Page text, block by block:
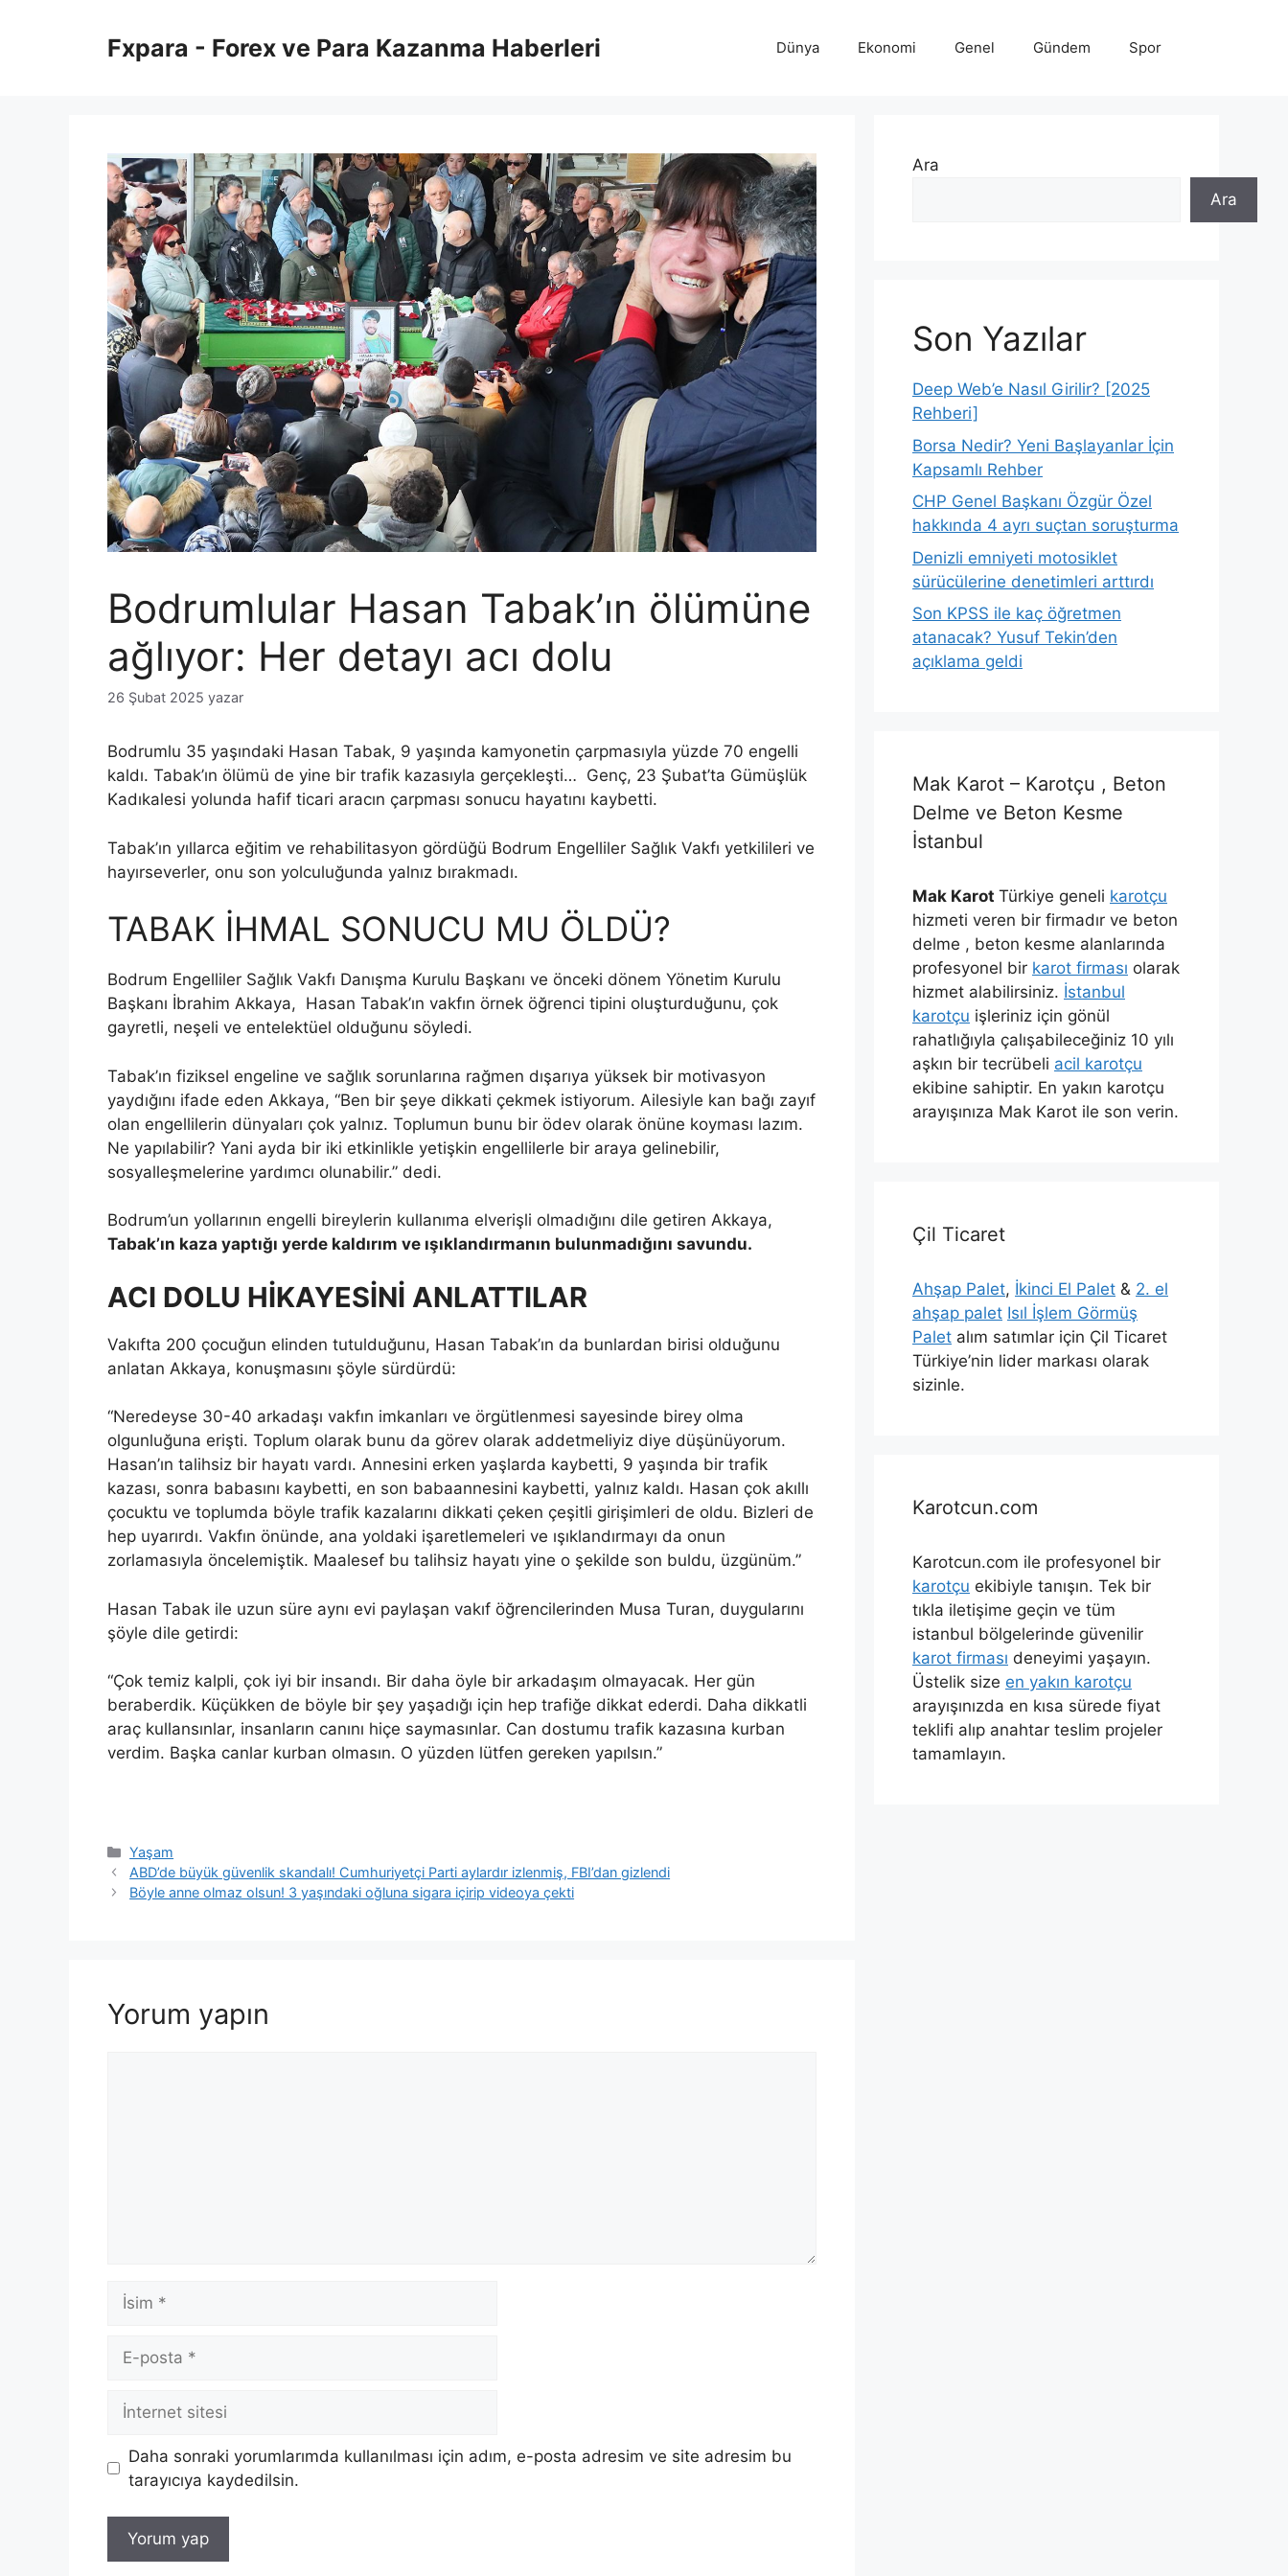
Fxpara - Forex ve Para Kazanma Haberleri Dünya Ekonomi Genel Gündem Spor
Bodrumlular Hasan Tabak’ın ölümüne
ağlıyor: Her detayı acı dolu
26 Şubat 2025 yazar
Bodrumlu 35 yaşındaki Hasan Tabak, 9 yaşında kamyonetin çarpmasıyla yüzde 70 engelli
kaldı. Tabak’ın ölümü de yine bir trafik kazasıyla gerçekleşti… Genç, 23 Şubat’ta Gümüşlük
Kadıkalesi yolunda hafif ticari aracın çarpması sonucu hayatını kaybetti.
Tabak’ın yıllarca eğitim ve rehabilitasyon gördüğü Bodrum Engelliler Sağlık Vakfı yetkilileri ve
hayırseverler, onu son yolculuğunda yalnız bırakmadı.
TABAK İHMAL SONUCU MU ÖLDÜ?
Bodrum Engelliler Sağlık Vakfı Danışma Kurulu Başkanı ve önceki dönem Yönetim Kurulu
Başkanı İbrahim Akkaya, Hasan Tabak’ın vakfın örnek öğrenci tipini oluşturduğunu, çok
gayretli, neşeli ve entelektüel olduğunu söyledi.
Tabak’ın fiziksel engeline ve sağlık sorunlarına rağmen dışarıya yüksek bir motivasyon
yaydığını ifade eden Akkaya, “Ben bir şeye dikkati çekmek istiyorum. Ailesiyle kan bağı zayıf
olan engellilerin dünyaları çok yalnız. Toplumun bunu bir ödev olarak önüne koyması lazım.
Ne yapılabilir? Yani ayda bir iki etkinlikle yetişkin engellilerle bir araya gelinebilir,
sosyalleşmelerine yardımcı olunabilir.” dedi.
Bodrum’un yollarının engelli bireylerin kullanıma elverişli olmadığını dile getiren Akkaya,
Tabak’ın kaza yaptığı yerde kaldırım ve ışıklandırmanın bulunmadığını savundu.
ACI DOLU HİKAYESİNİ ANLATTILAR
Vakıfta 200 çocuğun elinden tutulduğunu, Hasan Tabak’ın da bunlardan birisi olduğunu
anlatan Akkaya, konuşmasını şöyle sürdürdü:
“Neredeyse 30-40 arkadaşı vakfın imkanları ve örgütlenmesi sayesinde birey olma
olgunluğuna erişti. Toplum olarak bunu da görev olarak addetmeliyiz diye düşünüyorum.
Hasan’ın talihsiz bir hayatı vardı. Annesini erken yaşlarda kaybetti, 9 yaşında bir trafik
kazası, sonra babasını kaybetti, en son babaannesini kaybetti, yalnız kaldı. Hasan çok akıllı
çocuktu ve toplumda böyle trafik kazalarını dikkati çeken çeşitli girişimleri de oldu. Bizleri de
hep uyarırdı. Vakfın önünde, ana yoldaki işaretlemeleri ve ışıklandırmayı da onun
zorlamasıyla öncelemiştik. Maalesef bu talihsiz hayatı yine o şekilde son buldu, üzgünüm.”
Hasan Tabak ile uzun süre aynı evi paylaşan vakıf öğrencilerinden Musa Turan, duygularını
şöyle dile getirdi:
“Çok temiz kalpli, çok iyi bir insandı. Bir daha öyle bir arkadaşım olmayacak. Her gün
beraberdik. Küçükken de böyle bir şey yaşadığı için hep trafiğe dikkat ederdi. Daha dikkatli
araç kullansınlar, insanların canını hiçe saymasınlar. Can dostumu trafik kazasına kurban
verdim. Başka canlar kurban olmasın. O yüzden lütfen gereken yapılsın.”
Kategoriler
Yaşam
ABD’de büyük güvenlik skandalı! Cumhuriyetçi Parti aylardır izlenmiş, FBI’dan gizlendi
Böyle anne olmaz olsun! 3 yaşındaki oğluna sigara içirip videoya çekti
Yorum yapın
İsim
posta
İnternet
sitesi
Daha sonraki yorumlarımda kullanılması için adım, e-posta adresim ve site adresim bu
tarayıcıya kaydedilsin.
Ara
Ara
Son Yazılar
Deep Web’e Nasıl Girilir? [2025
Rehberi]
Borsa Nedir? Yeni Başlayanlar İçin
Kapsamlı Rehber
CHP Genel Başkanı Özgür Özel
hakkında 4 ayrı suçtan soruşturma
Denizli emniyeti motosiklet
sürücülerine denetimleri arttırdı
Son KPSS ile kaç öğretmen
atanacak? Yusuf Tekin’den
açıklama geldi
Mak Karot – Karotçu , Beton
Delme ve Beton Kesme
İstanbul
Mak Karot Türkiye geneli karotçu
hizmeti veren bir firmadır ve beton
delme , beton kesme alanlarında
profesyonel bir karot firması olarak
hizmet alabilirsiniz. İstanbul
karotçu işleriniz için gönül
rahatlığıyla çalışabileceğiniz 10 yılı
aşkın bir tecrübeli acil karotçu
ekibine sahiptir. En yakın karotçu
arayışınıza Mak Karot ile son verin.
Çil Ticaret
Ahşap Palet, İkinci El Palet & 2. el
ahşap palet Isıl İşlem Görmüş
Palet alım satımlar için Çil Ticaret
Türkiye’nin lider markası olarak
sizinle.
Karotcun.com
Karotcun.com ile profesyonel bir
karotçu ekibiyle tanışın. Tek bir
tıkla iletişime geçin ve tüm
istanbul bölgelerinde güvenilir
karot firması deneyimi yaşayın.
Üstelik size en yakın karotçu
arayışınızda en kısa sürede fiyat
teklifi alıp anahtar teslim projeler
tamamlayın.